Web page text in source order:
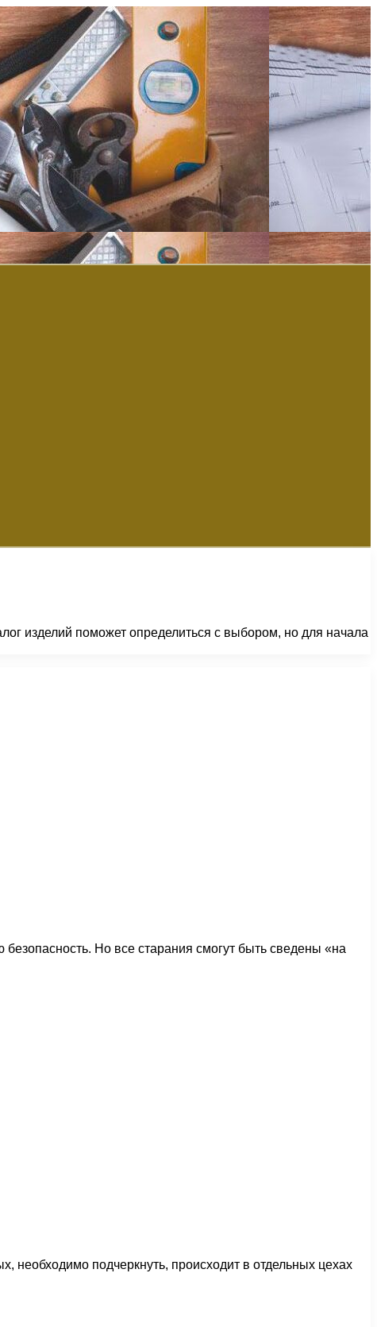
изделий поможет определиться с выбором, но для начала
Но все старания смогут быть сведены «на
необходимо подчеркнуть, происходит в отдельных цехах